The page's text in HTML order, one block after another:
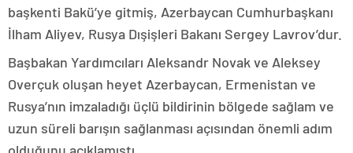
başkenti Bakü’ye gitmiş, Azerbaycan Cumhurbaşkanı
İlham Aliyev, Rusya Dışişleri Bakanı Sergey Lavrov’dur.
Başbakan Yardımcıları Aleksandr Novak ve Aleksey
Overçuk oluşan heyet Azerbaycan, Ermenistan ve
Rusya’nın imzaladığı üçlü bildirinin bölgede sağlam ve
uzun süreli barışın sağlanması açısından önemli adım